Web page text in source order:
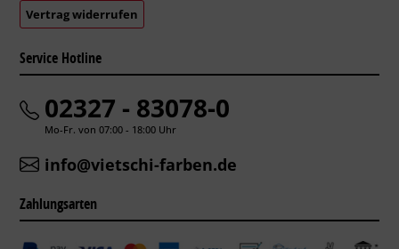
Vertrag widerrufen
Service Hotline
02327 - 83078-0
Mo-Fr. von 07:00 - 18:00 Uhr
info@vietschi-farben.de
Zahlungsarten